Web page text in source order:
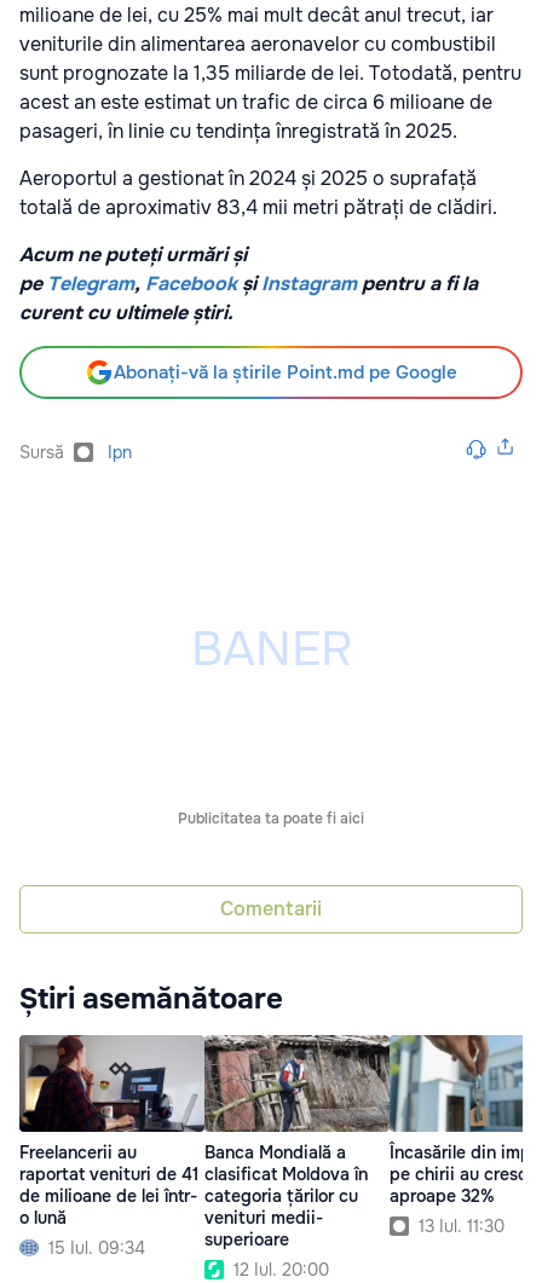
milioane de lei, cu 25% mai mult decât anul trecut, iar
veniturile din alimentarea aeronavelor cu combustibil
sunt prognozate la 1,35 miliarde de lei. Totodată, pentru
acest an este estimat un trafic de circa 6 milioane de
pasageri, în linie cu tendința înregistrată în 2025.
Aeroportul a gestionat în 2024 și 2025 o suprafață
totală de aproximativ 83,4 mii metri pătrați de clădiri.
Acum ne puteți urmări și
pe Telegram, Facebook șiInstagrampentru a fi la
curent cu ultimele știri.
Abonați-vă la știrile Point.md pe Google
Sursă Ipn
Publicitatea ta poate fi aici
Comentarii
Știri asemănătoare
Freelancerii au
raportat venituri de 41
de milioane de lei într-
o lună
15 Iul. 09:34
Banca Mondială a
clasificat Moldova în
categoria țărilor cu
venituri medii-
superioare
12 Iul. 20:00
Încasările din
pe chirii au
aproape 32%
13 Iul. 11:30